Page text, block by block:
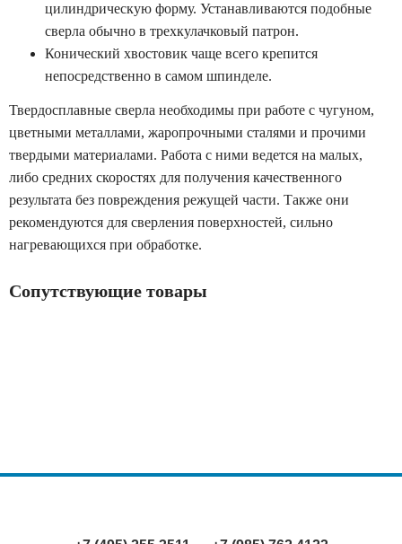
цилиндрическую форму. Устанавливаются подобные
сверла обычно в трехкулачковый патрон.
Конический хвостовик чаще всего крепится
непосредственно в самом шпинделе.
Твердосплавные сверла необходимы при работе с чугуном,
цветными металлами, жаропрочными сталями и прочими
твердыми материалами. Работа с ними ведется на малых,
либо средних скоростях для получения качественного
результата без повреждения режущей части. Также они
рекомендуются для сверления поверхностей, сильно
нагревающихся при обработке.
Сопутствующие товары